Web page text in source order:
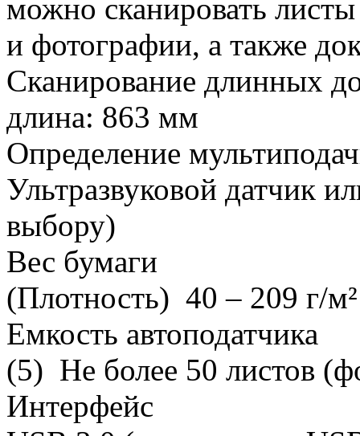
можно сканировать
и фотографии, а также
Сканирование длинных
длина: 863 мм
Определение
Ультразвуковой датчик
выбору)
Вес бумаги
(Плотность) 40 – 209 г/м²
Емкость автоподатчика
(5) Не более 50 листов
Интерфейс